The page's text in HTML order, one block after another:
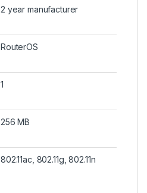
‎2 year manufacturer
‎RouterOS
‎1
‎256 MB
‎802.11ac, 802.11g, 802.11n